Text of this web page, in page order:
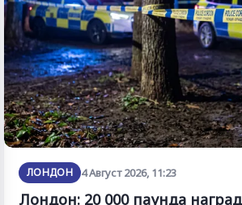
ЛОНДОН 4 Август 2026, 11:23
Лондон: 20 000 паунда